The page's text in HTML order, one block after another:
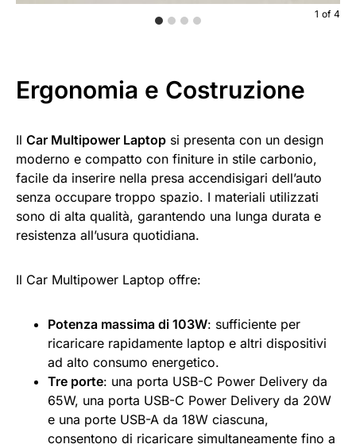
1 of 4
Ergonomia e Costruzione
Il Car Multipower Laptop si presenta con un design
moderno e compatto con finiture in stile carbonio,
facile da inserire nella presa accendisigari dell’auto
senza occupare troppo spazio. I materiali utilizzati
sono di alta qualità, garantendo una lunga durata e
resistenza all’usura quotidiana.
Il Car Multipower Laptop offre:
Potenza massima di 103W: sufficiente per
ricaricare rapidamente laptop e altri dispositivi
ad alto consumo energetico.
Tre porte: una porta USB-C Power Delivery da
65W, una porta USB-C Power Delivery da 20W
e una porte USB-A da 18W ciascuna,
consentono di ricaricare simultaneamente fino a